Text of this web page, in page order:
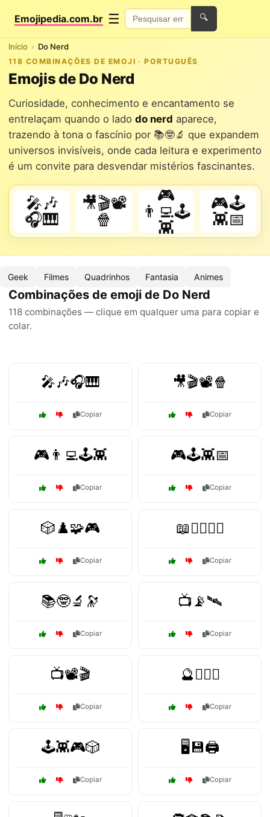
Emojipedia.com.br ☰ 🔍
Início Do Nerd
118 COMBINAÇÕES DE EMOJI · PORTUGUÊS
Emojis de Do Nerd
Curiosidade, conhecimento e encantamento se
entrelaçam quando o lado do nerd aparece,
trazendo à tona o fascínio por 📚🤓🔬 que expandem
universos invisíveis, onde cada leitura e experimento
é um convite para desvendar mistérios fascinantes.
🎤🎶
🎧🎹
🎥🎬📽️
🍿
🎮
👨‍💻🕹️
👾
🎮🕹️
👾📅
Geek Filmes Quadrinhos Fantasia Animes
Combinações de emoji de Do Nerd
118 combinações — clique em qualquer uma para copiar e
colar.
🎤🎶🎧🎹
Copiar
🎥🎬📽️🍿
Copiar
🎮👨‍💻🕹️👾
Copiar
🎮🕹️👾📅
Copiar
🎲♟️🧩🎮
Copiar
📖🧙‍♂️🧝‍♀️
Copiar
📚🤓🔬🔭
Copiar
📺📡🛰️
Copiar
📺📽️🎬
Copiar
🔮🧙‍♂️✨
Copiar
🕹️👾🎮🎲
Copiar
🖥️💾🖨️
Copiar